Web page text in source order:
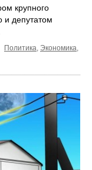
крупного
и депутатом
Политика, Экономика,